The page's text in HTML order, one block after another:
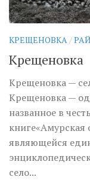
КРЕЩЕНОВКА/
Крещеновка
Крещеновка —
Крещеновка —
названное в
книге«Амурская
являющейся
село...